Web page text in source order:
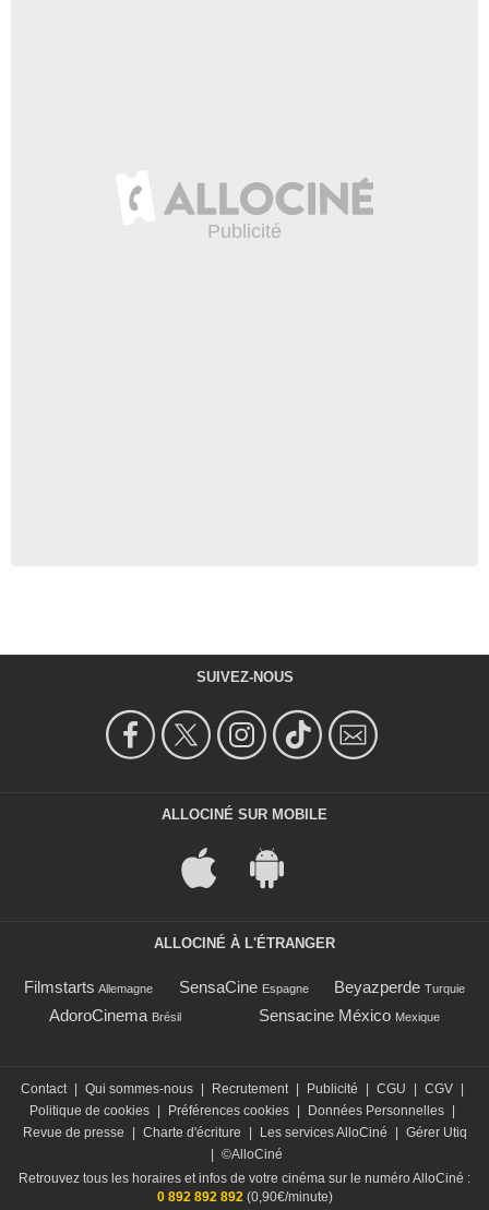
SUIVEZ-NOUS
ALLOCINÉ SUR MOBILE
ALLOCINÉ À L'ÉTRANGER
Filmstarts Allemagne SensaCine Espagne Beyazperde Turquie
AdoroCinema Brésil Sensacine México Mexique
Contact Qui sommes-nous Recrutement Publicité CGU CGV
Politique de cookies
Préférences cookies Données Personnelles
Revue de presse
Charte d'écriture Les services AlloCiné
Gérer Utiq
©AlloCiné
Retrouvez tous les horaires et infos de votre cinéma sur le numéro AlloCiné :
0 892 892 892(0,90€/minute)